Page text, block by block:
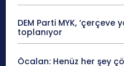
DEM Parti MYK,
toplanıyor
Öcalan: Henüz her şey